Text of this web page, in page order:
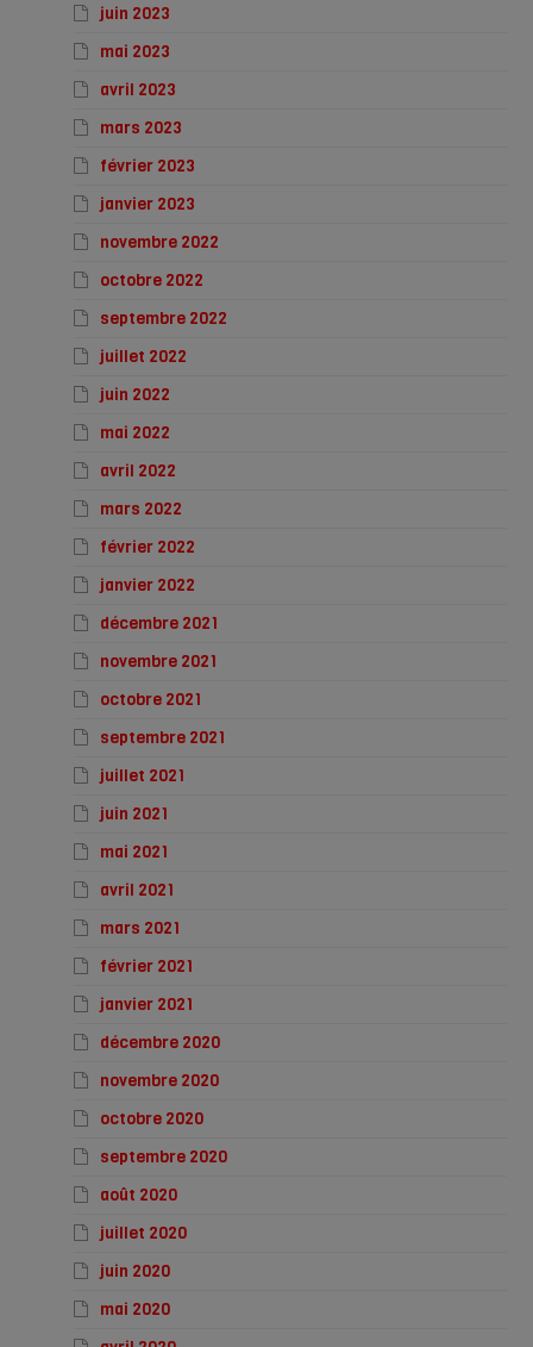
juin 2023
mai 2023
avril 2023
mars 2023
février 2023
janvier 2023
novembre 2022
octobre 2022
septembre 2022
juillet 2022
juin 2022
mai 2022
avril 2022
mars 2022
février 2022
janvier 2022
décembre 2021
novembre 2021
octobre 2021
septembre 2021
juillet 2021
juin 2021
mai 2021
avril 2021
mars 2021
février 2021
janvier 2021
décembre 2020
novembre 2020
octobre 2020
septembre 2020
août 2020
juillet 2020
juin 2020
mai 2020